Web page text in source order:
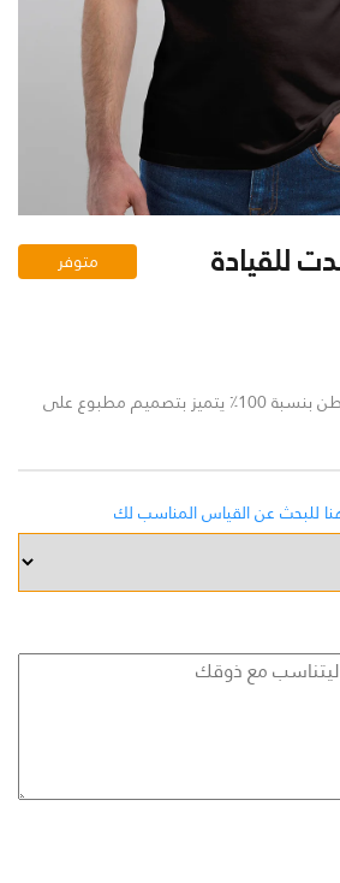
للقيادة متوفر
قميص عالية الجوده من القطن بنسبة 100٪ يتميز بتصميم مطبوع على
للبحث عن القياس المناسب لك